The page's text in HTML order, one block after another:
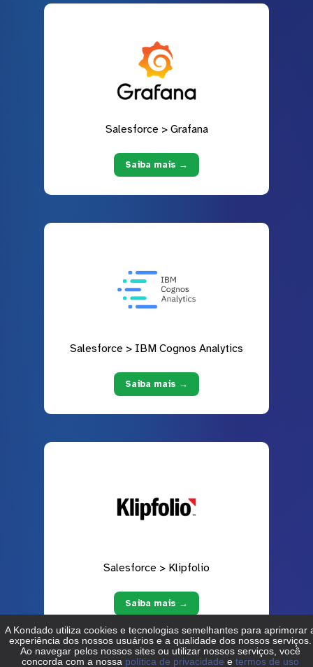
Salesforce > Grafana
Saiba mais →
Salesforce > IBM Cognos Analytics
Saiba mais →
Salesforce > Klipfolio
Saiba mais →